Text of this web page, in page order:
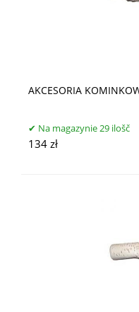
AKCESORIA
Na magazynie 29 ilošč
134 zł